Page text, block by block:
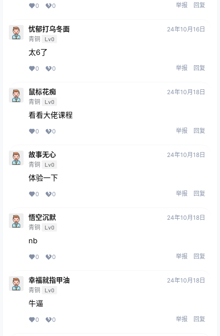
0 0 举报 回复
忧郁打乌冬面
青铜 Lv0
24年10月16日
太6了
0 0 举报 回复
鼠标花痴
青铜 Lv0
24年10月18日
看看大佬课程
0 0 举报 回复
故事无心
青铜 Lv0
24年10月18日
体验一下
0 0 举报 回复
悟空沉默
青铜 Lv0
24年10月18日
nb
0 0 举报 回复
幸福就指甲油
青铜 Lv0
24年10月18日
牛逼
0 0 举报 回复